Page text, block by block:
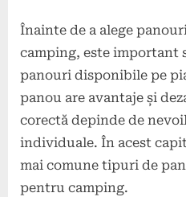
Înainte de a alege
camping, este important
panouri disponibile pe
panou are avantaje și
corectă depinde de
individuale. În acest
mai comune tipuri de
pentru camping.